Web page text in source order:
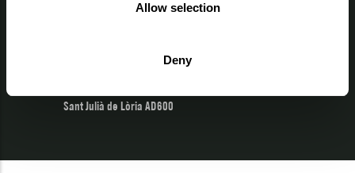
Allow selection
Deny
Sant Julià de Lòria AD600